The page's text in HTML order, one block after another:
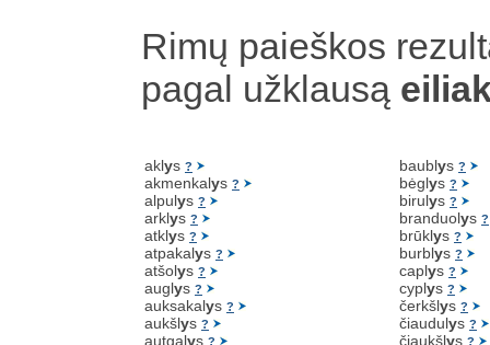
Rimų paieškos
pagal užklausą
aklys ?
akmenkalys ?
alpulys ?
arklys ?
atklys ?
atpakalys ?
atšolys ?
auglys ?
auksakalys ?
aukšlys ?
autgalys ?
baublys ?
bėglys ?
birulys ?
branduolys ?
brūklys ?
burblys ?
caplys ?
cyplys ?
čerkšlys ?
čiaudulys ?
čiaukšlys ?